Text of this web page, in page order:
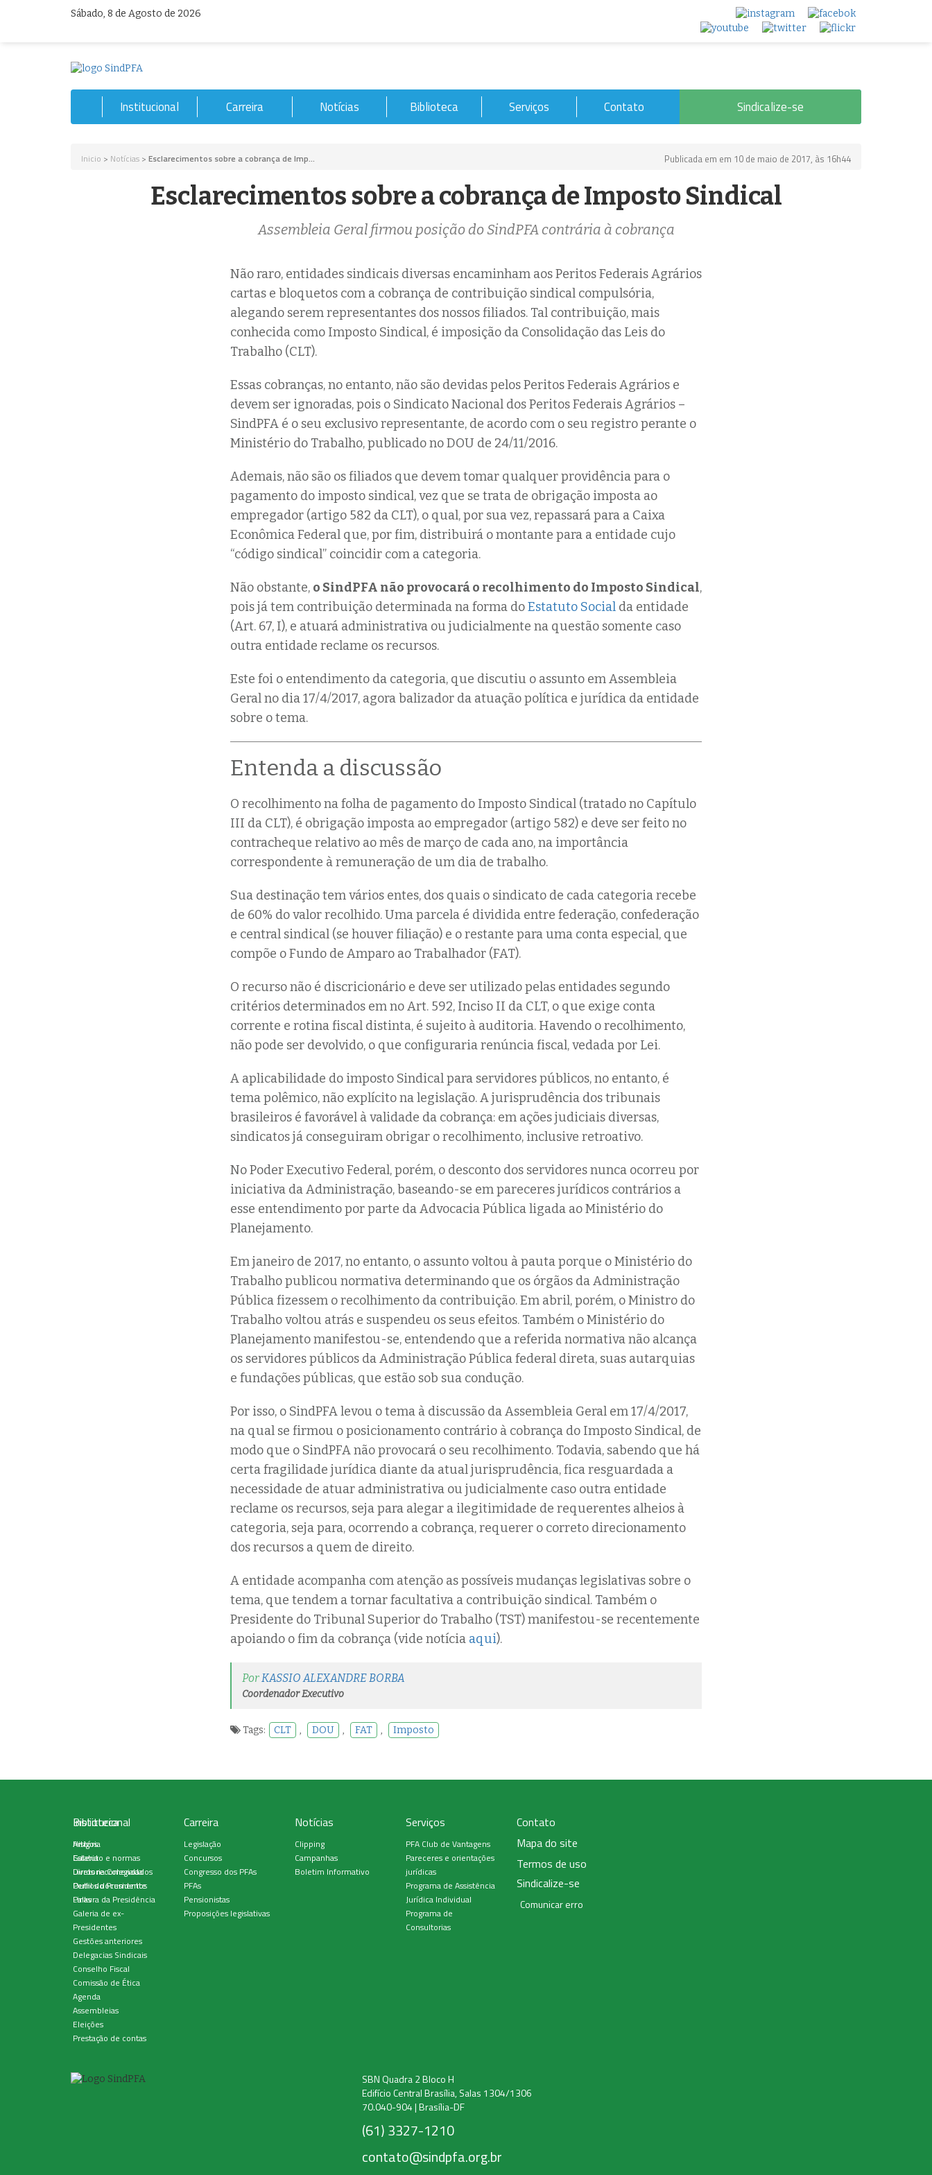
Sábado, 8 de Agosto de 2026
Institucional Carreira Notícias Biblioteca Serviços Contato Sindicalize-se
Inicio > Notícias > Esclarecimentos sobre a cobrança de Imp... Publicada em em 10 de maio de 2017, às 16h44
Esclarecimentos sobre a cobrança de Imposto Sindical
Assembleia Geral firmou posição do SindPFA contrária à cobrança
Não raro, entidades sindicais diversas encaminham aos Peritos Federais Agrários
cartas e bloquetos com a cobrança de contribuição sindical compulsória,
alegando serem representantes dos nossos filiados. Tal contribuição, mais
conhecida como Imposto Sindical, é imposição da Consolidação das Leis do
Trabalho (CLT).
Essas cobranças, no entanto, não são devidas pelos Peritos Federais Agrários e
devem ser ignoradas, pois o Sindicato Nacional dos Peritos Federais Agrários –
SindPFA é o seu exclusivo representante, de acordo com o seu registro perante o
Ministério do Trabalho, publicado no DOU de 24/11/2016.
Ademais, não são os filiados que devem tomar qualquer providência para o
pagamento do imposto sindical, vez que se trata de obrigação imposta ao
empregador (artigo 582 da CLT), o qual, por sua vez, repassará para a Caixa
Econômica Federal que, por fim, distribuirá o montante para a entidade cujo
“código sindical” coincidir com a categoria.
Não obstante, o SindPFA não provocará o recolhimento do Imposto Sindical,
pois já tem contribuição determinada na forma doEstatuto Social da entidade
(Art. 67, I), e atuará administrativa ou judicialmente na questão somente caso
outra entidade reclame os recursos.
Este foi o entendimento da categoria, que discutiu o assunto em Assembleia
Geral no dia 17/4/2017, agora balizador da atuação política e jurídica da entidade
sobre o tema.
Entenda a discussão
O recolhimento na folha de pagamento do Imposto Sindical (tratado no Capítulo
III da CLT), é obrigação imposta ao empregador (artigo 582) e deve ser feito no
contracheque relativo ao mês de março de cada ano, na importância
correspondente à remuneração de um dia de trabalho.
Sua destinação tem vários entes, dos quais o sindicato de cada categoria recebe
de 60% do valor recolhido. Uma parcela é dividida entre federação, confederação
e central sindical (se houver filiação) e o restante para uma conta especial, que
compõe o Fundo de Amparo ao Trabalhador (FAT).
O recurso não é discricionário e deve ser utilizado pelas entidades segundo
critérios determinados em no Art. 592, Inciso II da CLT, o que exige conta
corrente e rotina fiscal distinta, é sujeito à auditoria. Havendo o recolhimento,
não pode ser devolvido, o que configuraria renúncia fiscal, vedada por Lei.
A aplicabilidade do imposto Sindical para servidores públicos, no entanto, é
tema polêmico, não explícito na legislação. A jurisprudência dos tribunais
brasileiros é favorável à validade da cobrança: em ações judiciais diversas,
sindicatos já conseguiram obrigar o recolhimento, inclusive retroativo.
No Poder Executivo Federal, porém, o desconto dos servidores nunca ocorreu por
iniciativa da Administração, baseando-se em pareceres jurídicos contrários a
esse entendimento por parte da Advocacia Pública ligada ao Ministério do
Planejamento.
Em janeiro de 2017, no entanto, o assunto voltou à pauta porque o Ministério do
Trabalho publicou normativa determinando que os órgãos da Administração
Pública fizessem o recolhimento da contribuição. Em abril, porém, o Ministro do
Trabalho voltou atrás e suspendeu os seus efeitos. Também o Ministério do
Planejamento manifestou-se, entendendo que a referida normativa não alcança
os servidores públicos da Administração Pública federal direta, suas autarquias
e fundações públicas, que estão sob sua condução.
Por isso, o SindPFA levou o tema à discussão da Assembleia Geral em 17/4/2017,
na qual se firmou o posicionamento contrário à cobrança do Imposto Sindical, de
modo que o SindPFA não provocará o seu recolhimento. Todavia, sabendo que há
certa fragilidade jurídica diante da atual jurisprudência, fica resguardada a
necessidade de atuar administrativa ou judicialmente caso outra entidade
reclame os recursos, seja para alegar a ilegitimidade de requerentes alheios à
categoria, seja para, ocorrendo a cobrança, requerer o correto direcionamento
dos recursos a quem de direito.
A entidade acompanha com atenção as possíveis mudanças legislativas sobre o
tema, que tendem a tornar facultativa a contribuição sindical. Também o
Presidente do Tribunal Superior do Trabalho (TST) manifestou-se recentemente
apoiando o fim da cobrança (vide notícia aqui).
PorKASSIO ALEXANDRE BORBA
Coordenador Executivo
Tags: CLT , DOU , FAT , Imposto
Institucional
História
Estatuto e normas
Diretoria Colegiada
Perfil do Presidente
Palavra da Presidência
Galeria de ex-
Presidentes
Gestões anteriores
Delegacias Sindicais
Conselho Fiscal
Comissão de Ética
Agenda
Assembleias
Eleições
Prestação de contas
Carreira
Legislação
Concursos
Congresso dos PFAs
PFAs
Pensionistas
Proposições legislativas
Notícias
Clipping
Campanhas
Boletim Informativo
Biblioteca
Artigos
Galeria
Livros recomendados
Outros documentos
Links
Serviços
PFA Club de Vantagens
Pareceres e orientações
jurídicas
Programa de Assistência
Jurídica Individual
Programa de
Consultorias
Sindicalize-se
Mapa do site
Termos de uso
Contato
Comunicar erro
SBN Quadra 2 Bloco H
Edifício Central Brasília, Salas 1304/1306
70.040-904 | Brasília-DF
(61) 3327-1210
contato@sindpfa.org.br